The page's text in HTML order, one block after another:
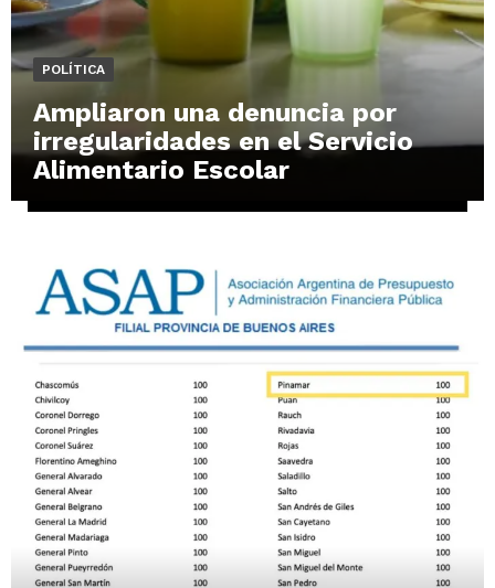
POLÍTICA
Ampliaron una denuncia por
irregularidades en el Servicio
Alimentario Escolar